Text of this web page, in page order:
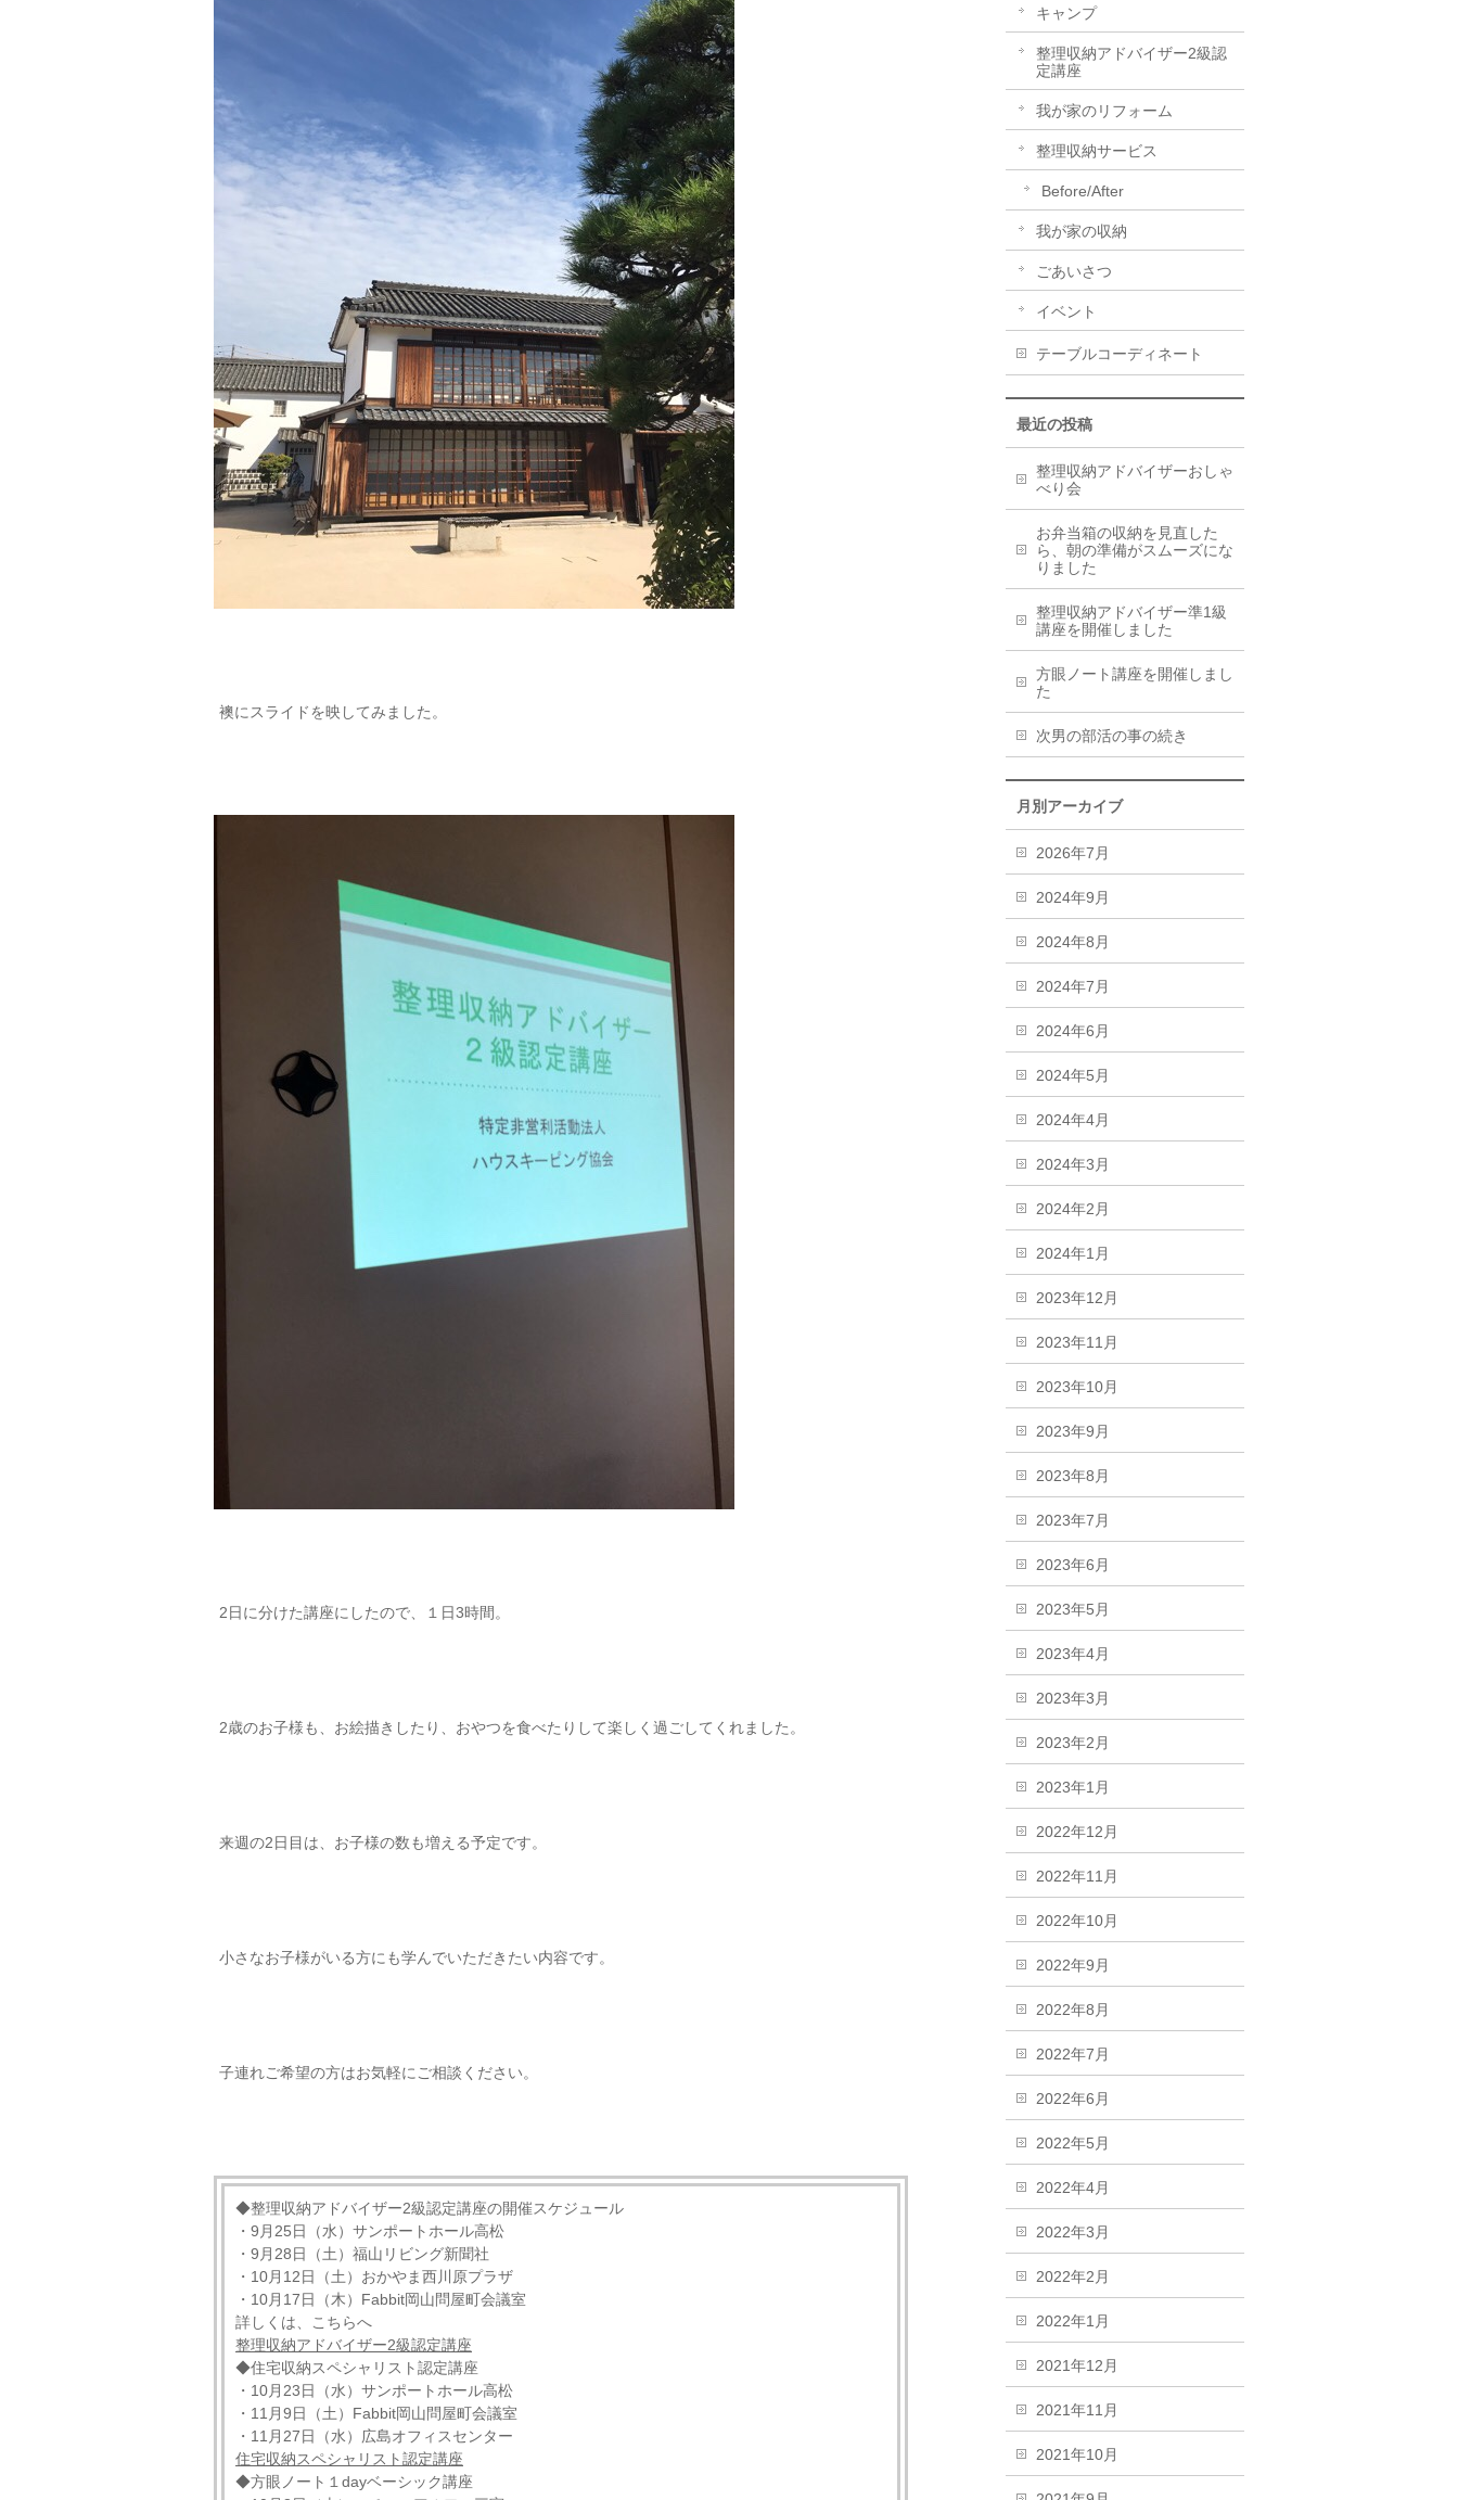
襖にスライドを映してみました。
2日に分けた講座にしたので、１日3時間。
2歳のお子様も、お絵描きしたり、おやつを食べたりして楽しく過ごしてくれました。
来週の2日目は、お子様の数も増える予定です。
小さなお子様がいる方にも学んでいただきたい内容です。
子連れご希望の方はお気軽にご相談ください。
◆整理収納アドバイザー2級認定講座の開催スケジュール
・9月25日（水）サンポートホール高松
・9月28日（土）福山リビング新聞社
・10月12日（土）おかやま西川原プラザ
・10月17日（木）Fabbit岡山問屋町会議室
詳しくは、こちらへ
整理収納アドバイザー2級認定講座
◆住宅収納スペシャリスト認定講座
・10月23日（水）サンポートホール高松
・11月9日（土）Fabbit岡山問屋町会議室
・11月27日（水）広島オフィスセンター
住宅収納スペシャリスト認定講座
◆方眼ノート１dayベーシック講座
キャンプ
整理収納アドバイザー2級認
定講座
我が家のリフォーム
整理収納サービス
Before/After
我が家の収納
ごあいさつ
イベント
テーブルコーディネート
最近の投稿
整理収納アドバイザーおしゃ
べり会
お弁当箱の収納を見直した
ら、朝の準備がスムーズにな
りました
整理収納アドバイザー準1級
講座を開催しました
方眼ノート講座を開催しまし
た
次男の部活の事の続き
月別アーカイブ
2026年7月
2024年9月
2024年8月
2024年7月
2024年6月
2024年5月
2024年4月
2024年3月
2024年2月
2024年1月
2023年12月
2023年11月
2023年10月
2023年9月
2023年8月
2023年7月
2023年6月
2023年5月
2023年4月
2023年3月
2023年2月
2023年1月
2022年12月
2022年11月
2022年10月
2022年9月
2022年8月
2022年7月
2022年6月
2022年5月
2022年4月
2022年3月
2022年2月
2022年1月
2021年12月
2021年11月
2021年10月